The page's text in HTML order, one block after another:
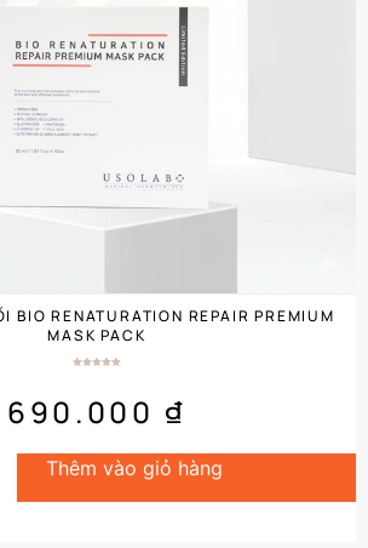
BIO RENATURATION REPAIR PREMIUM
MASK PACK
690.000 ₫
Thêm vào giỏ hàng